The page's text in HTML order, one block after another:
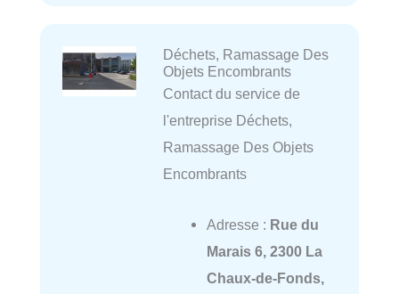
Déchets, Ramassage Des
Objets Encombrants
Contact du service de
l'entreprise Déchets,
Ramassage Des Objets
Encombrants
Adresse : Rue du
Marais 6, 2300 La
Chaux-de-Fonds,